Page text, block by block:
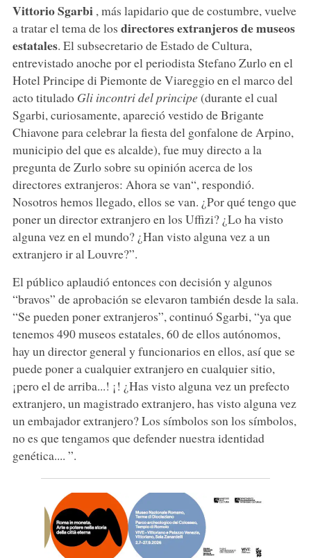
Vittorio Sgarbi , más lapidario que de costumbre, vuelve
a tratar el tema de los directores extranjeros de museos
estatales. El subsecretario de Estado de Cultura,
entrevistado anoche por el periodista Stefano Zurlo en el
Hotel Principe di Piemonte de Viareggio en el marco del
acto titulado Gli incontri del principe(durante el cual
Sgarbi, curiosamente, apareció vestido de Brigante
Chiavone para celebrar la fiesta del gonfalone de Arpino,
municipio del que es alcalde), fue muy directo a la
pregunta de Zurlo sobre su opinión acerca de los
directores extranjeros: Ahora se van“, respondió.
Nosotros hemos llegado, ellos se van. ¿Por qué tengo que
poner un director extranjero en los Uffizi? ¿Lo ha visto
alguna vez en el mundo? ¿Han visto alguna vez a un
extranjero ir al Louvre?”.
El público aplaudió entonces con decisión y algunos
“bravos” de aprobación se elevaron también desde la sala.
“Se pueden poner extranjeros”, continuó Sgarbi, “ya que
tenemos 490 museos estatales, 60 de ellos autónomos,
hay un director general y funcionarios en ellos, así que se
puede poner a cualquier extranjero en cualquier sitio,
¡pero el de arriba...! ¡! ¿Has visto alguna vez un prefecto
extranjero, un magistrado extranjero, has visto alguna vez
un embajador extranjero? Los símbolos son los símbolos,
no es que tengamos que defender nuestra identidad
genética.... ”.